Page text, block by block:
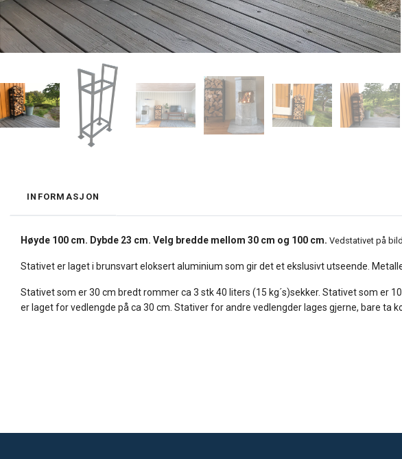
INFORMASJON
Høyde 100 cm. Dybde 23 cm. Velg bredde mellom 30 cm og 100 cm. Vedstativet på
Stativet er laget i brunsvart eloksert aluminium som gir det et ekslusivt utseende.
Stativet som er 30 cm bredt rommer ca 3 stk 40 liters (15 kg´s)sekker. Stativet som er
er laget for vedlengde på ca 30 cm. Stativer for andre vedlengder lages gjerne, bare ta